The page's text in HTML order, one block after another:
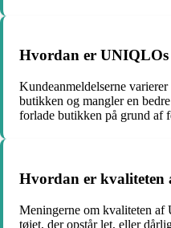
Hvordan er
Kundeanmeldelserne
butikken og mangler en
forlade butikken på grund af
Hvordan er
Meningerne om kvaliteten af
tøjet, der opstår let, eller